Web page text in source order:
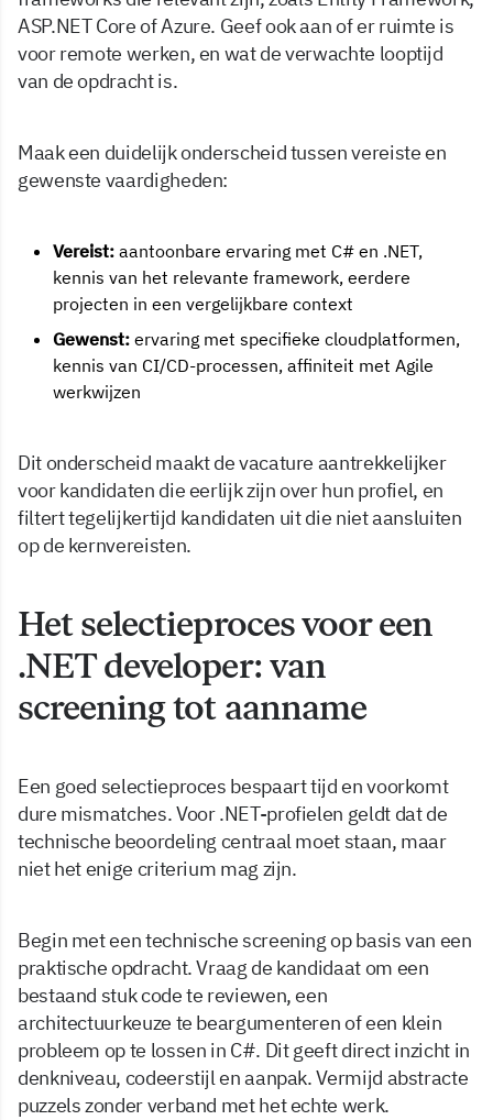
ASP.NET Core of Azure. Geef ook aan of er ruimte is
voor remote werken, en wat de verwachte looptijd
van de opdracht is.
Maak een duidelijk onderscheid tussen vereiste en
gewenste vaardigheden:
Vereist: aantoonbare ervaring met C# en .NET,
kennis van het relevante framework, eerdere
projecten in een vergelijkbare context
Gewenst: ervaring met specifieke cloudplatformen,
kennis van CI/CD-processen, affiniteit met Agile
werkwijzen
Dit onderscheid maakt de vacature aantrekkelijker
voor kandidaten die eerlijk zijn over hun profiel, en
filtert tegelijkertijd kandidaten uit die niet aansluiten
op de kernvereisten.
Het selectieproces voor een
.NET developer: van
screening tot aanname
Een goed selectieproces bespaart tijd en voorkomt
dure mismatches. Voor .NET-profielen geldt dat de
technische beoordeling centraal moet staan, maar
niet het enige criterium mag zijn.
Begin met een technische screening op basis van een
praktische opdracht. Vraag de kandidaat om een
bestaand stuk code te reviewen, een
architectuurkeuze te beargumenteren of een klein
probleem op te lossen in C#. Dit geeft direct inzicht in
denkniveau, codeerstijl en aanpak. Vermijd abstracte
puzzels zonder verband met het echte werk.